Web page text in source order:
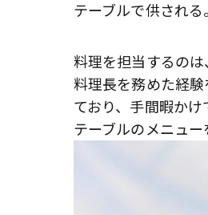
テーブルで供される。
料理を担当するの
料理長を務めた経
ており、手間暇か
テーブルのメニュー